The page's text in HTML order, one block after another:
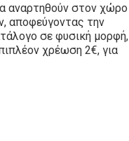
αναρτηθούν στον χώρο
αποφεύγοντας την
σε φυσική μορφή,
χρέωση 2€, για